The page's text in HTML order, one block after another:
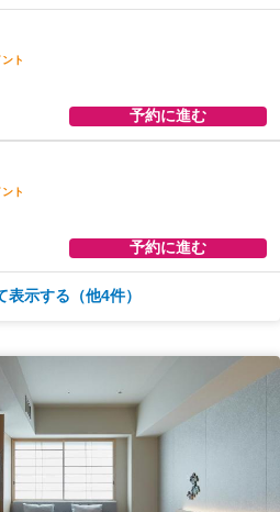
ト
予約に進む
ト
予約に進む
ト
表示する（他4件）